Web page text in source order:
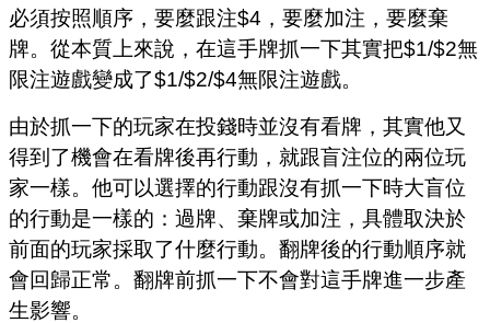
必須按照順序，要麼跟注$4，要麼加注，要麼棄
牌。從本質上來說，在這手牌抓一下其實把$1/$2無
限注遊戲變成了$1/$2/$4無限注遊戲。
由於抓一下的玩家在投錢時並沒有看牌，其實他又
得到了機會在看牌後再行動，就跟盲注位的兩位玩
家一樣。他可以選擇的行動跟沒有抓一下時大盲位
的行動是一樣的：過牌、棄牌或加注，具體取決於
前面的玩家採取了什麼行動。翻牌後的行動順序就
會回歸正常。翻牌前抓一下不會對這手牌進一步產
生影響。